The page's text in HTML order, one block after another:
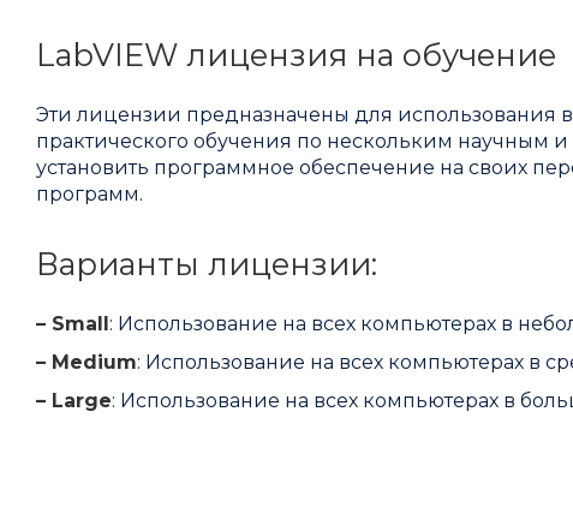
LabVIEW лицензия на обучение
Эти лицензии предназначены для использования
практического обучения по нескольким научным
установить программное обеспечение на своих
программ.
Варианты лицензии:
– Small : Использование на всех компьютерах в
– Medium: Использование на всех компьютерах в
– Large: Использование на всех компьютерах в